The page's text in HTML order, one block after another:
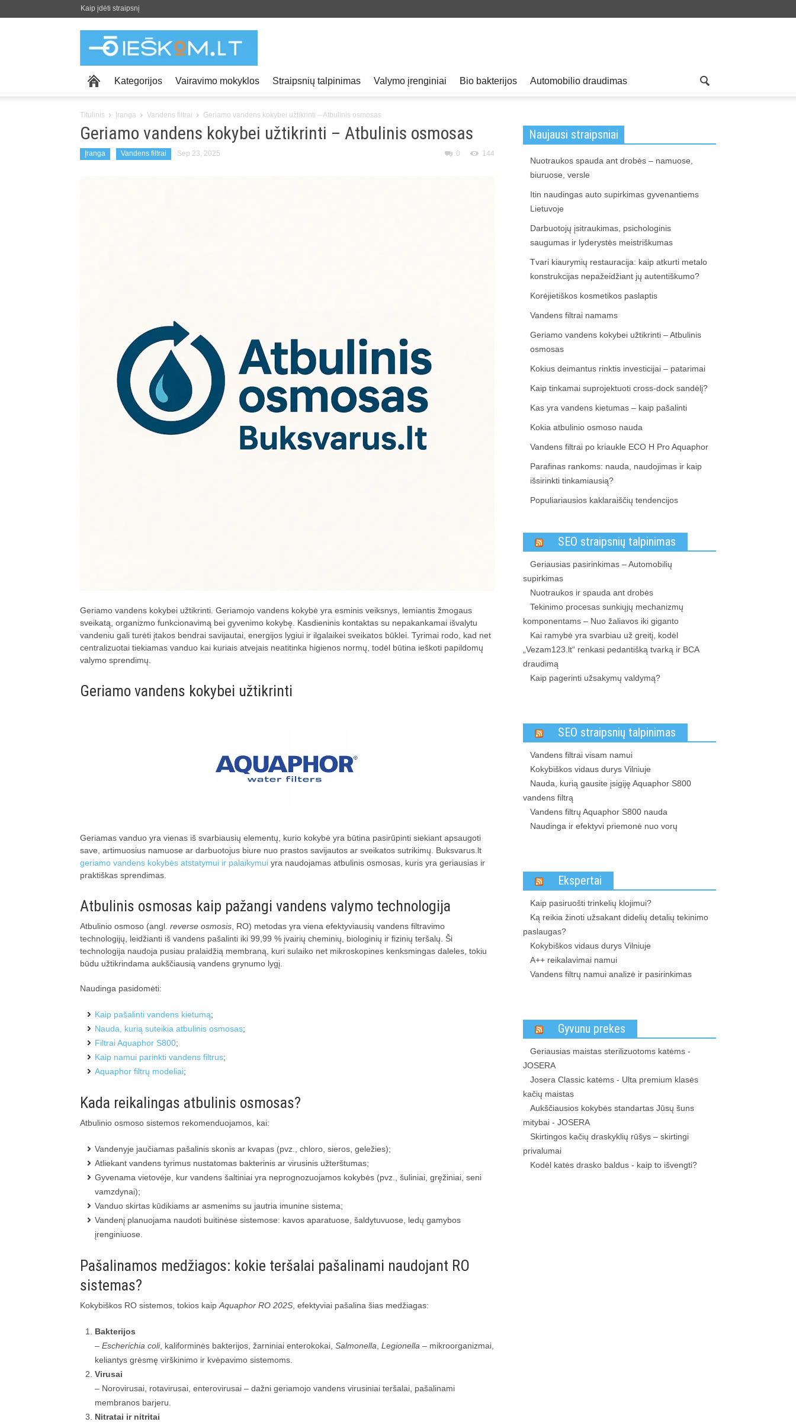
Kaip įdėti straipsnį
Kategorijos Vairavimo mokyklos Straipsnių talpinimas Valymo įrenginiai Bio bakterijos Automobilio draudimas
Titulinis Įranga Vandens filtrai Geriamo vandens kokybei užtikrinti – Atbulinis osmosas
Geriamo vandens kokybei užtikrinti – Atbulinis osmosas
Įranga Vandens filtrai Sep 23, 2025 0 144
Geriamo vandens kokybei užtikrinti. Geriamojo vandens kokybė yra esminis veiksnys, lemiantis žmogaus
sveikatą, organizmo funkcionavimą bei gyvenimo kokybę. Kasdieninis kontaktas su nepakankamai išvalytu
vandeniu gali turėti įtakos bendrai savijautai, energijos lygiui ir ilgalaikei sveikatos būklei. Tyrimai rodo, kad net
centralizuotai tiekiamas vanduo kai kuriais atvejais neatitinka higienos normų, todėl būtina ieškoti papildomų
valymo sprendimų.
Geriamo vandens kokybei užtikrinti
Geriamas vanduo yra vienas iš svarbiausių elementų, kurio kokybė yra būtina pasirūpinti siekiant apsaugoti
save, artimuosius namuose ar darbuotojus biure nuo prastos savijautos ar sveikatos sutrikimų. Buksvarus.lt
geriamo vandens kokybės atstatymui ir palaikymui yra naudojamas atbulinis osmosas, kuris yra geriausias ir
praktiškas sprendimas.
Atbulinis osmosas kaip pažangi vandens valymo technologija
Atbulinio osmoso (angl. reverse osmosis , RO) metodas yra viena efektyviausių vandens filtravimo
technologijų, leidžianti iš vandens pašalinti iki 99,99 % įvairių cheminių, biologinių ir fizinių teršalų. Ši
technologija naudoja pusiau pralaidžią membraną, kuri sulaiko net mikroskopines kenksmingas daleles, tokiu
būdu užtikrindama aukščiausią vandens grynumo lygį.
Naudinga pasidomėti:
Kaip pašalinti vandens kietumą;
Nauda, kurią suteikia atbulinis osmosas;
Filtrai Aquaphor S800;
Kaip namui parinkti vandens filtrus;
Aquaphor filtrų modeliai;
Kada reikalingas atbulinis osmosas?
Atbulinio osmoso sistemos rekomenduojamos, kai:
Vandenyje jaučiamas pašalinis skonis ar kvapas (pvz., chloro, sieros, geležies);
Atliekant vandens tyrimus nustatomas bakterinis ar virusinis užterštumas;
Gyvenama vietovėje, kur vandens šaltiniai yra neprognozuojamos kokybės (pvz., šuliniai, gręžiniai, seni
vamzdynai);
Vanduo skirtas kūdikiams ar asmenims su jautria imunine sistema;
Vandenį planuojama naudoti buitinėse sistemose: kavos aparatuose, šaldytuvuose, ledų gamybos
įrenginiuose.
Pašalinamos medžiagos: kokie teršalai pašalinami naudojant RO
sistemas?
Kokybiškos RO sistemos, tokios kaip Aquaphor RO 202S , efektyviai pašalina šias medžiagas:
Bakterijos
– Escherichia coli, kaliforminės bakterijos, žarniniai enterokokai, Salmonella Legionella – mikroorganizmai,
keliantys grėsmę virškinimo ir kvėpavimo sistemoms.
Virusai
– Norovirusai, rotavirusai, enterovirusai – dažni geriamojo vandens virusiniai teršalai, pašalinami
membranos barjeru.
Nitratai ir nitritai
Naujausi straipsniai
Nuotraukos spauda ant drobės – namuose,
biuruose, versle
Itin naudingas auto supirkimas gyvenantiems
Lietuvoje
Darbuotojų įsitraukimas, psichologinis
saugumas ir lyderystės meistriškumas
Tvari kiaurymių restauracija: kaip atkurti metalo
konstrukcijas nepažeidžiant jų autentiškumo?
Korėjietiškos kosmetikos paslaptis
Vandens filtrai namams
Geriamo vandens kokybei užtikrinti – Atbulinis
osmosas
Kokius deimantus rinktis investicijai – patarimai
Kaip tinkamai suprojektuoti cross-dock sandėlį?
Kas yra vandens kietumas – kaip pašalinti
Kokia atbulinio osmoso nauda
Vandens filtrai po kriaukle ECO H Pro Aquaphor
Parafinas rankoms: nauda, naudojimas ir kaip
išsirinkti tinkamiausią?
Populiariausios kaklaraiščių tendencijos
SEO straipsnių talpinimas
Geriausias pasirinkimas – Automobilių
supirkimas
Nuotraukos ir spauda ant drobės
Tekinimo procesas sunkiųjų mechanizmų
komponentams – Nuo žaliavos iki giganto
Kai ramybė yra svarbiau už greitį, kodėl
„Vezam123.lt“ renkasi pedantišką tvarką ir BCA
draudimą
Kaip pagerinti užsakymų valdymą?
SEO straipsnių talpinimas
Vandens filtrai visam namui
Kokybiškos vidaus durys Vilniuje
Nauda, kurią gausite įsigiję Aquaphor S800
vandens filtrą
Vandens filtrų Aquaphor S800 nauda
Naudinga ir efektyvi priemonė nuo vorų
Ekspertai
Kaip pasiruošti trinkelių klojimui?
Ką reikia žinoti užsakant didelių detalių tekinimo
paslaugas?
Kokybiškos vidaus durys Vilniuje
A++ reikalavimai namui
Vandens filtrų namui analizė ir pasirinkimas
Gyvunu prekes
Geriausias maistas sterilizuotoms katėms -
JOSERA
Josera Classic katėms - Ulta premium klasės
kačių maistas
Aukščiausios kokybės standartas Jūsų šuns
mitybai - JOSERA
Skirtingos kačių draskyklių rūšys – skirtingi
privalumai
Kodėl katės drasko baldus - kaip to išvengti?